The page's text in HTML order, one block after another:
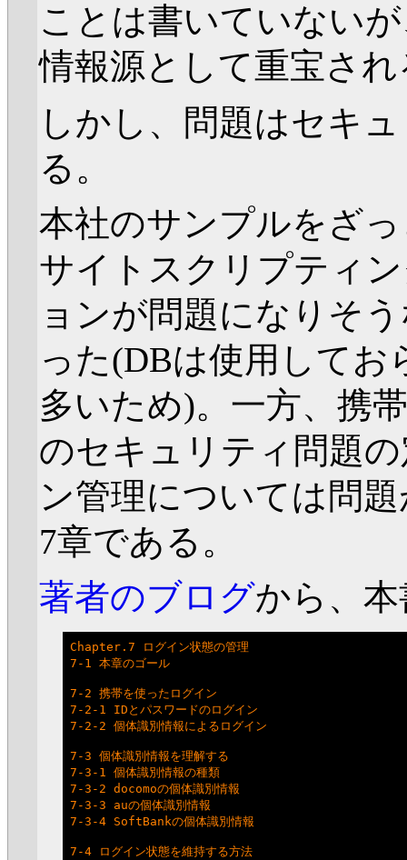
ことは書いていない
情報源として重宝さ
しかし、問題はセキ
る。
本社のサンプルをざ
サイトスクリプティ
ョンが問題になりそ
った(DBは使用してお
多いため)。一方、携
のセキュリティ問題
ン管理については問
7章である。
著者のブログから、
Chapter.7 ログイン状態の管理
7-1 本章のゴール
7-2 携帯を使ったログイン
7-2-1 IDとパスワードのログイン
7-2-2 個体識別情報によるログイン
7-3 個体識別情報を理解する
7-3-1 個体識別情報の種類
7-3-2 docomoの個体識別情報
7-3-3 auの個体識別情報
7-3-4 SoftBankの個体識別情報
7-4 ログイン状態を維持する方法